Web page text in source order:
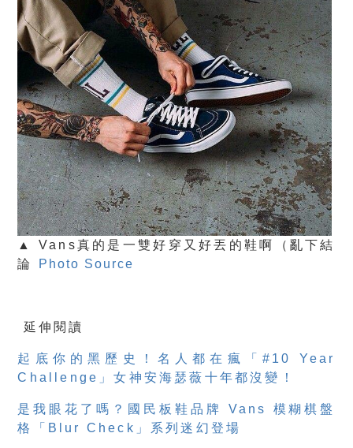
▲ Vans真的是一雙好穿又好丟的鞋啊（亂下結
論
Photo Source
延伸閱讀
起底你的黑歷史！名人都在瘋「#10 Year
Challenge」女神安海瑟薇十年都沒變！
是我眼花了嗎？國民板鞋品牌 Vans 模糊棋盤
格「Blur Check」系列迷幻登場